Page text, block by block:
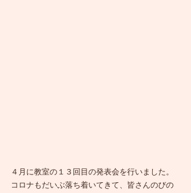
４月に教室の１３回目の発表会を行いました。
コロナもだいぶ落ち着いてきて、皆さんのびの